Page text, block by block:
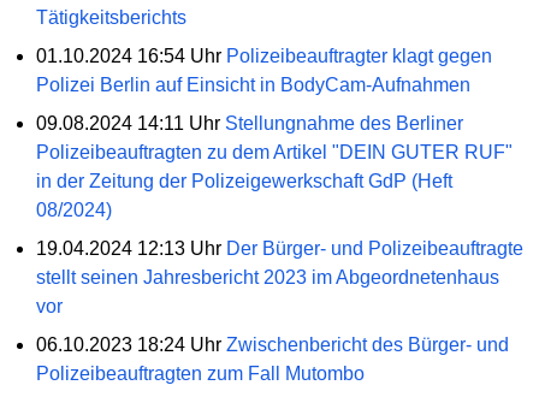
Tätigkeitsberichts
01.10.2024 16:54 Uhr Polizeibeauftragter klagt gegen
Polizei Berlin auf Einsicht in BodyCam-Aufnahmen
09.08.2024 14:11 Uhr Stellungnahme des Berliner
Polizeibeauftragten zu dem Artikel "DEIN GUTER RUF"
in der Zeitung der Polizeigewerkschaft GdP (Heft
08/2024)
19.04.2024 12:13 Uhr Der Bürger- und Polizeibeauftragte
stellt seinen Jahresbericht 2023 im Abgeordnetenhaus
vor
06.10.2023 18:24 Uhr Zwischenbericht des Bürger- und
Polizeibeauftragten zum Fall Mutombo